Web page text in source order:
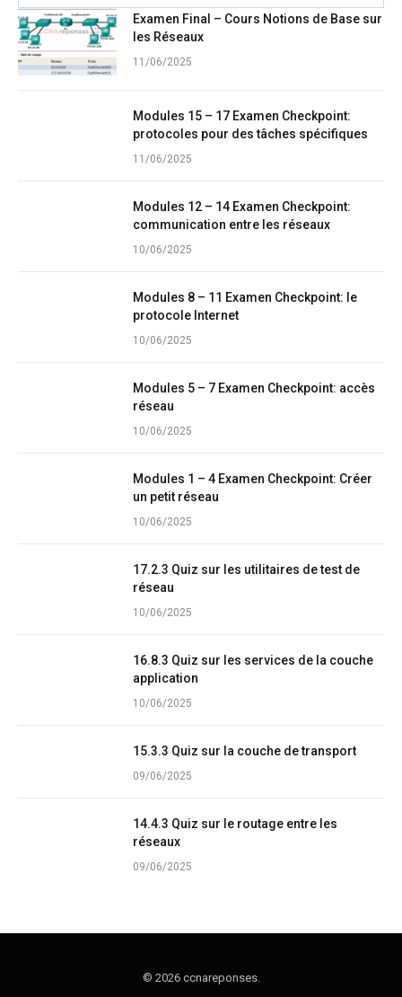
Examen Final – Cours Notions de Base sur
les Réseaux
11/06/2025
Modules 15 – 17 Examen Checkpoint:
protocoles pour des tâches spécifiques
11/06/2025
Modules 12 – 14 Examen Checkpoint:
communication entre les réseaux
10/06/2025
Modules 8 – 11 Examen Checkpoint: le
protocole Internet
10/06/2025
Modules 5 – 7 Examen Checkpoint: accès
réseau
10/06/2025
Modules 1 – 4 Examen Checkpoint: Créer
un petit réseau
10/06/2025
17.2.3 Quiz sur les utilitaires de test de
réseau
10/06/2025
16.8.3 Quiz sur les services de la couche
application
10/06/2025
15.3.3 Quiz sur la couche de transport
09/06/2025
14.4.3 Quiz sur le routage entre les
réseaux
09/06/2025
© 2026 ccnareponses.